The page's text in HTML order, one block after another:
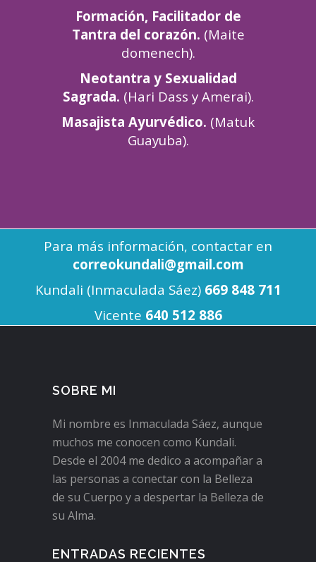
Formación, Facilitador de
Tantra del corazón. (Maite
domenech).
Neotantra y Sexualidad
Sagrada. (Hari Dass y Amerai).
Masajista Ayurvédico. (Matuk
Guayuba).
Para más información, contactar en
correokundali@gmail.com
Kundali (Inmaculada Sáez) 669 848 711
Vicente 640 512 886
SOBRE MI
Mi nombre es Inmaculada Sáez, aunque
muchos me conocen como Kundali.
Desde el 2004 me dedico a acompañar a
las personas a conectar con la Belleza
de su Cuerpo y a despertar la Belleza de
su Alma.
ENTRADAS RECIENTES